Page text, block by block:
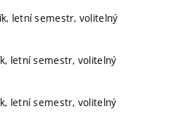
letní semestr, volitelný
letní semestr, volitelný
letní semestr, volitelný